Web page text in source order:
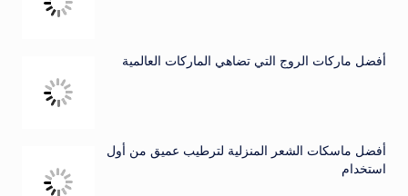
أفضل ماركات الروج التي تضاهي الماركات العالمية
أفضل ماسكات الشعر المنزلية لترطيب عميق من أول
استخدام